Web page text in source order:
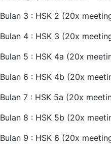
Bulan 3 : HSK 2 (20x
Bulan 4 : HSK 3 (20x
Bulan 5 : HSK 4a (20x
Bulan 6 : HSK 4b (20x
Bulan 7 : HSK 5a (20x
Bulan 8 : HSK 5b (20x
Bulan 9 : HSK 6 (20x